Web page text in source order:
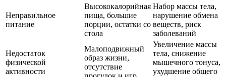
Неправильное
питание
Высококалорийная
пища, большие
порции, остатки со
стола
Набор массы тела,
нарушение обмена
веществ, риск
заболеваний
Недостаток
физической
активности
Малоподвижный
образ жизни,
отсутствие
Увеличение массы
тела, снижение
мышечного тонуса,
ухудшение общего